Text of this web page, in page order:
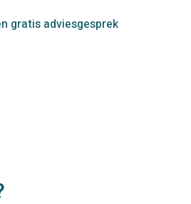
gratis adviesgesprek